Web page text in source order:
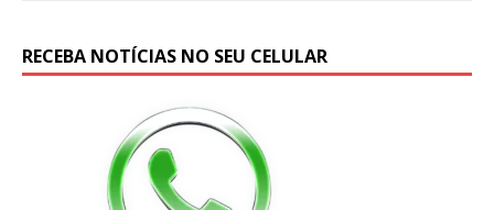
RECEBA NOTÍCIAS NO SEU CELULAR